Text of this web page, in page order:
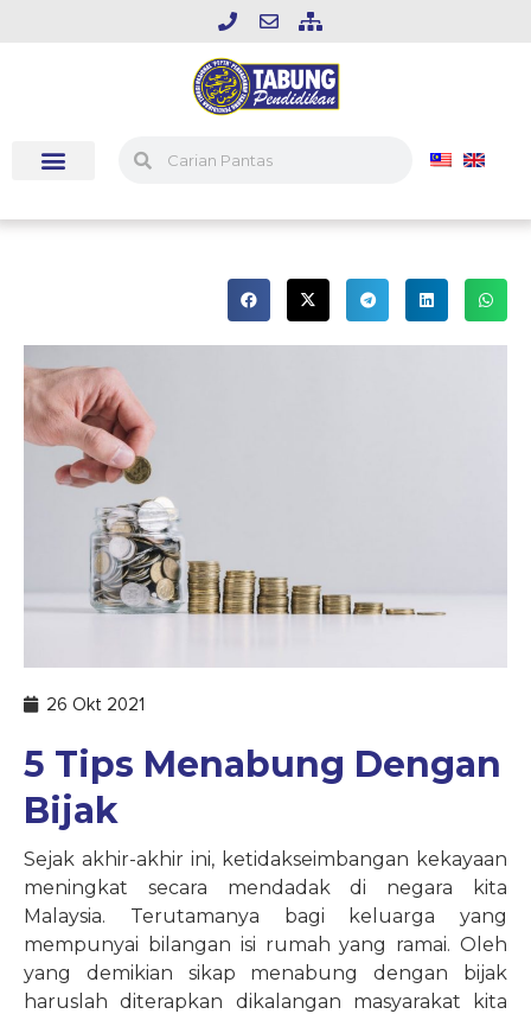
26 Okt 2021
5 Tips Menabung Dengan
Bijak
Sejak akhir-akhir ini, ketidakseimbangan kekayaan
meningkat secara mendadak di negara kita
Malaysia. Terutamanya bagi keluarga yang
mempunyai bilangan isi rumah yang ramai. Oleh
yang demikian sikap menabung dengan bijak
haruslah diterapkan dikalangan masyarakat kita